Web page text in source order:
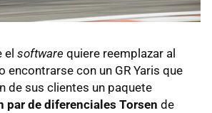
el software quiere reemplazar al
encontrarse con un GR Yaris que
de sus clientes un paquete
par de diferenciales Torsen de